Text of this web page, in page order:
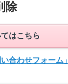
除
はこちら
い合わせフォーム」